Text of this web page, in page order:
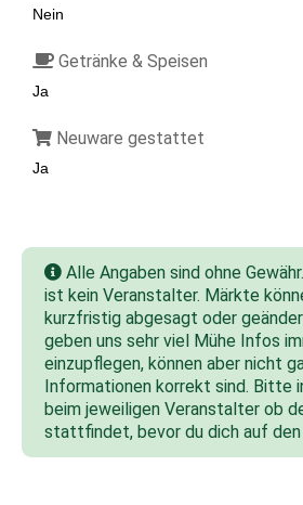
Nein
Getränke & Speisen
Ja
Neuware gestattet
Ja
Alle Angaben sind ohne
ist kein Veranstalter. Märkte
kurzfristig abgesagt oder
geben uns sehr viel Mühe Infos
einzupflegen, können aber nicht
Informationen korrekt sind. Bitte
beim jeweiligen Veranstalter ob
stattfindet, bevor du dich auf den